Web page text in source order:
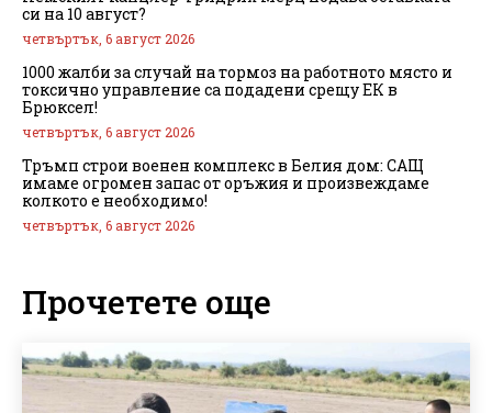
си на 10 август?
четвъртък, 6 август 2026
1000 жалби за случай на тормоз на работното място и
токсично управление са подадени срещу ЕК в
Брюксел!
четвъртък, 6 август 2026
Тръмп строи военен комплекс в Белия дом: САЩ
имаме огромен запас от оръжия и произвеждаме
колкото е необходимо!
четвъртък, 6 август 2026
Прочетете още